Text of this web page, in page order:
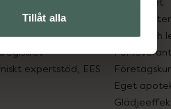
Tillåt alla
in gammal medicin
läkemedel
expertstöd, EES
Ägare och
För
Eget